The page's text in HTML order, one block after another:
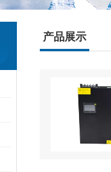
产品展示